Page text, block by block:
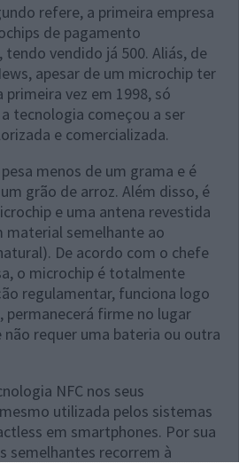
refere, a primeira empresa
de pagamento
tendo vendido já 500. Aliás, de
apesar de um microchip ter
vez em 1998, só
tecnologia começou a ser
e comercializada.
menos de um grama e é
grão de arroz. Além disso, é
e uma antena revestida
material semelhante ao
De acordo com o chefe
o microchip é totalmente
regulamentar, funciona logo
permanecerá firme no lugar
requer uma bateria ou outra
NFC nos seus
utilizada pelos sistemas
em smartphones. Por sua
semelhantes recorrem à